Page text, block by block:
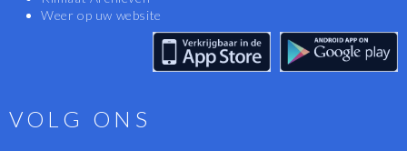
Weer op uw website
VOLG ONS